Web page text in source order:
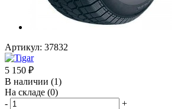
Артикул: 37832
5 150 ₽
В наличии (1)
На складе (0)
-
+